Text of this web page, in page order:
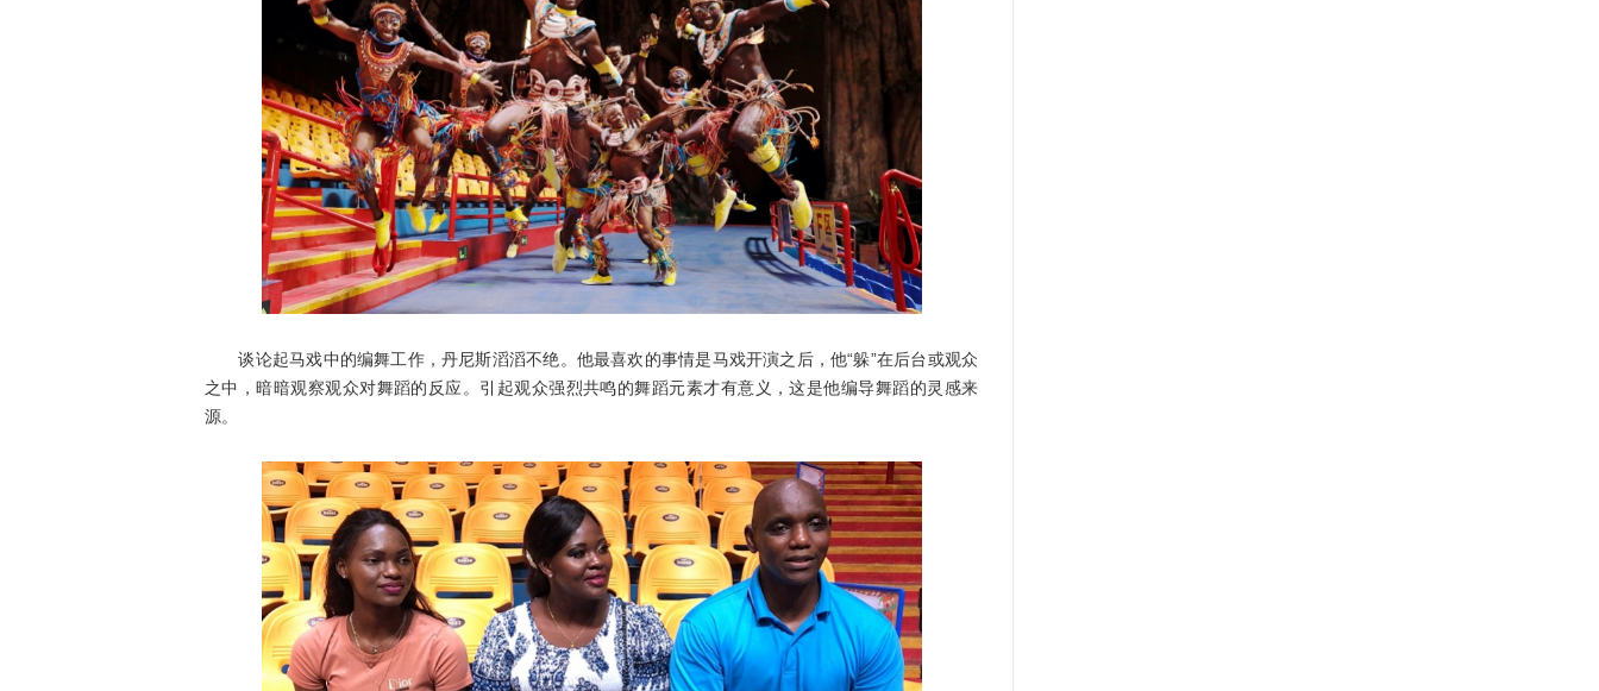
谈论起马戏中的编舞工作，丹尼斯滔滔不绝。他最喜欢的事情是马戏开演之后，他“躲”在后台或观众
之中，暗暗观察观众对舞蹈的反应。引起观众强烈共鸣的舞蹈元素才有意义，这是他编导舞蹈的灵感来
源。